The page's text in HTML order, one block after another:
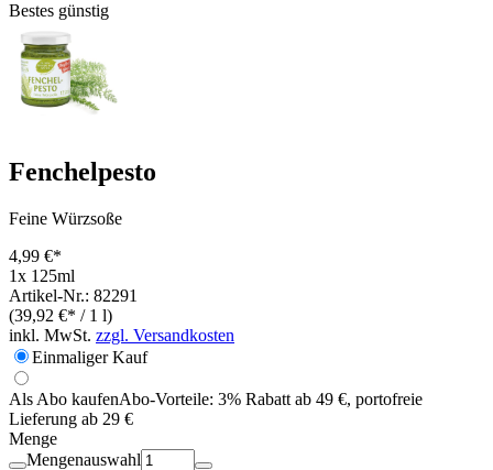
Bestes günstig
Fenchelpesto
Feine Würzsoße
4,99 €*
1x 125ml
Artikel-Nr.: 82291
(39,92 €* / 1 l)
inkl. MwSt. zzgl. Versandkosten
Einmaliger Kauf
Als Abo kaufenAbo-Vorteile: 3% Rabatt ab 49 €, portofreie
Lieferung ab 29 €
Menge
Mengenauswahl